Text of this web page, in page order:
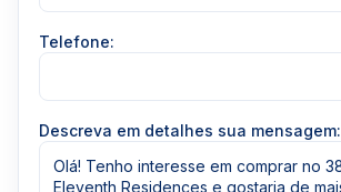
Telefone:
Descreva em detalhes sua mensagem: